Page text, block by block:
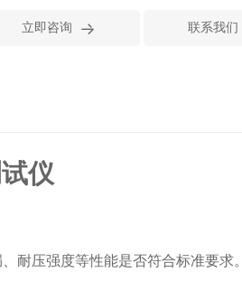
立即咨询  联系我们
仪
耐压强度等性能是否符合标准要求。